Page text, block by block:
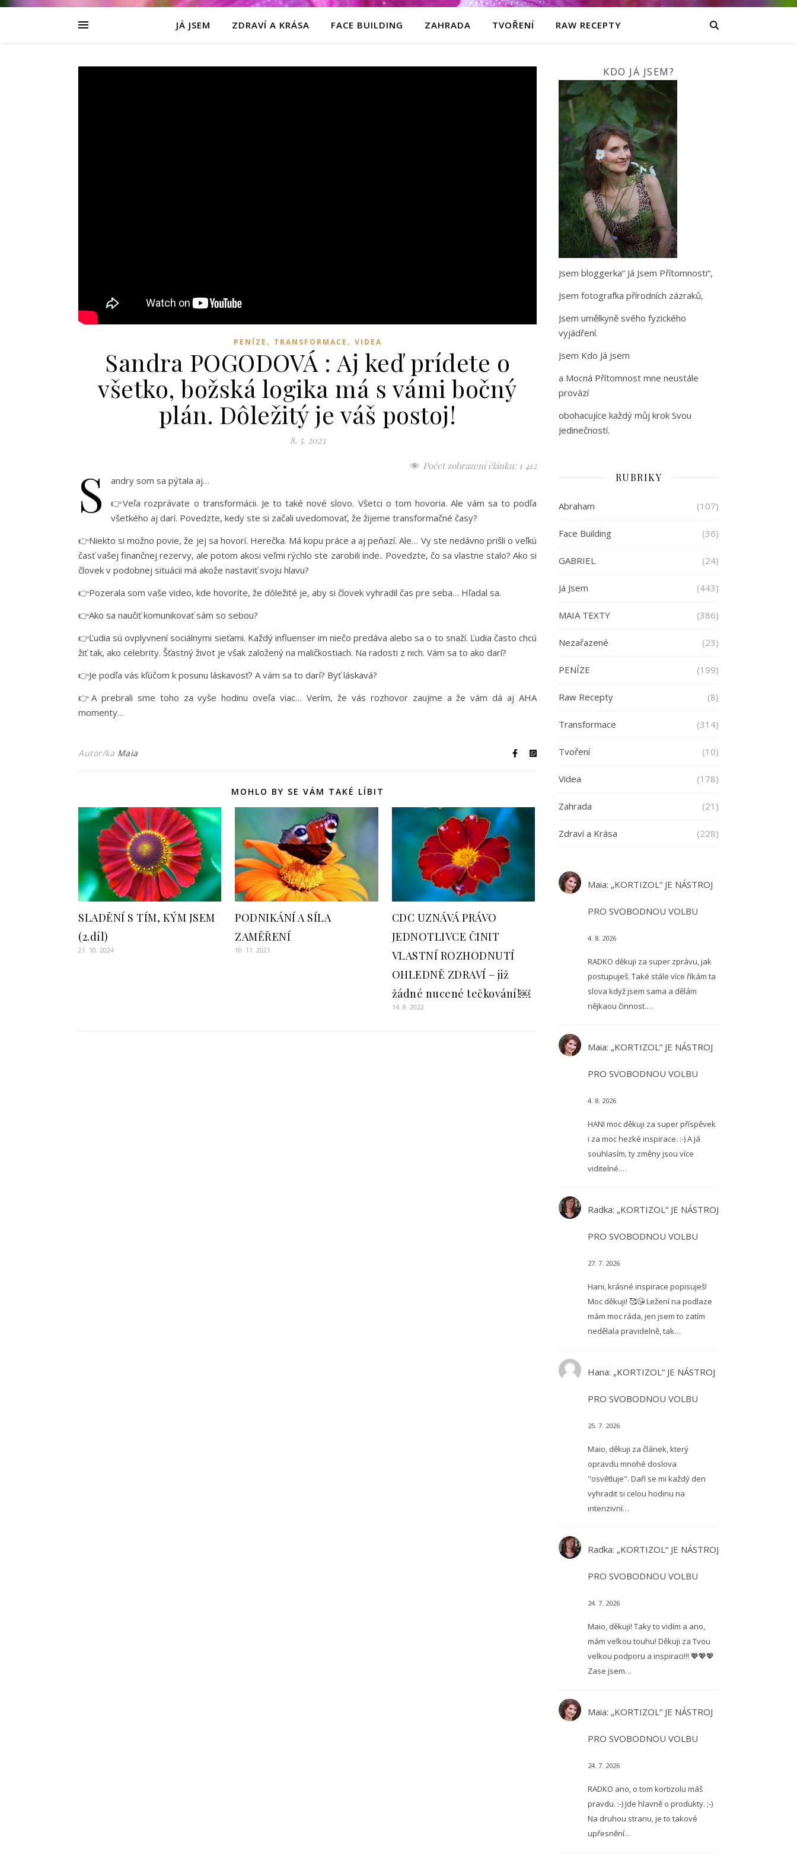
JÁ JSEM ZDRAVÍ A KRÁSA FACE BUILDING ZAHRADA TVOŘENÍ RAW RECEPTY
PENÍZE , TRANSFORMACE , VIDEA
Sandra POGODOVÁ : Aj keď prídete o
všetko, božská logika má s vámi bočný
plán. Dôležitý je váš postoj!
8. 5. 2023
Počet zobrazení článku: 1 412
S
andry som sa pýtala aj…
👉Veľa rozprávate o transformácii. Je to také nové slovo. Všetci o tom hovoria. Ale vám sa to podľa
všetkého aj darí. Povedzte, kedy ste si začali uvedomovať, že žijeme transformačné časy?
👉Niekto si možno povie, že jej sa hovorí. Herečka. Má kopu práce a aj peňazí. Ale… Vy ste nedávno prišli o veľkú
časť vašej finančnej rezervy, ale potom akosi veľmi rýchlo ste zarobili inde.. Povedzte, čo sa vlastne stalo? Ako si
človek v podobnej situácii má akože nastaviť svoju hlavu?
👉Pozerala som vaše video, kde hovoríte, že dôležité je, aby si človek vyhradil čas pre seba… Hľadal sa.
👉Ako sa naučiť komunikovať sám so sebou?
👉Ľudia sú ovplyvnení sociálnymi sieťami. Každý influenser im niečo predáva alebo sa o to snaží. Ľudia často chcú
žiť tak, ako celebrity. Šťastný život je však založený na maličkostiach. Na radosti z nich. Vám sa to ako darí?
👉Je podľa vás kľúčom k posunu láskavosť? A vám sa to darí? Byť láskavá?
👉A prebrali sme toho za vyše hodinu oveľa viac… Verím, že vás rozhovor zaujme a že vám dá aj AHA
momenty…
Autor/ka Maia
MOHLO BY SE VÁM TAKÉ LÍBIT
SLADĚNÍ S TÍM, KÝM JSEM
(2.díl)
21. 10. 2024
PODNIKÁNÍ A SÍLA
ZAMĚŘENÍ
10. 11. 2021
CDC UZNÁVÁ PRÁVO
JEDNOTLIVCE ČINIT
VLASTNÍ ROZHODNUTÍ
OHLEDNĚ ZDRAVÍ – již
žádné nucené tečkování!￼
14. 8. 2022
KDO JÁ JSEM?
Jsem bloggerka“ Já Jsem Přítomnosti“,
Jsem fotografka přírodních zázraků,
Jsem umělkyně svého fyzického
vyjádření.
Jsem Kdo Já Jsem
a Mocná Přítomnost mne neustále
provází
obohacujíce každý můj krok Svou
Jedinečností.
RUBRIKY
Abraham (107)
Face Building (36)
GABRIEL (24)
Já Jsem (443)
MAIA TEXTY (386)
Nezařazené (23)
PENÍZE (199)
Raw Recepty (8)
Transformace (314)
Tvoření (10)
Videa (178)
Zahrada (21)
Zdraví a Krása (228)
Maia: „KORTIZOL“ JE NÁSTROJ
PRO SVOBODNOU VOLBU
4. 8. 2026
RADKO děkuji za super zprávu, jak
postupuješ. Také stále více říkám ta
slova když jsem sama a dělám
nějkaou činnost.…
Maia: „KORTIZOL“ JE NÁSTROJ
PRO SVOBODNOU VOLBU
4. 8. 2026
HANI moc děkuji za super příspěvek
i za moc hezké inspirace. :-) A já
souhlasím, ty změny jsou více
viditelné.…
Radka: „KORTIZOL“ JE NÁSTROJ
PRO SVOBODNOU VOLBU
27. 7. 2026
Hani, krásné inspirace popisuješ!
Moc děkuji! 🥰😘 Ležení na podlaze
mám moc ráda, jen jsem to zatím
nedělala pravidelně, tak…
Hana: „KORTIZOL“ JE NÁSTROJ
PRO SVOBODNOU VOLBU
25. 7. 2026
Maio, děkuji za článek, který
opravdu mnohé doslova
"osvětluje". Daří se mi každý den
vyhradit si celou hodinu na
intenzivní…
Radka: „KORTIZOL“ JE NÁSTROJ
PRO SVOBODNOU VOLBU
24. 7. 2026
Maio, děkuji! Taky to vidím a ano,
mám velkou touhu! Děkuji za Tvou
velkou podporu a inspiraci!!! 💖💖💖
Zase jsem…
Maia: „KORTIZOL“ JE NÁSTROJ
PRO SVOBODNOU VOLBU
24. 7. 2026
RADKO ano, o tom kortizolu máš
pravdu. :-) Jde hlavně o produkty. ;-)
Na druhou stranu, je to takové
upřesnění…